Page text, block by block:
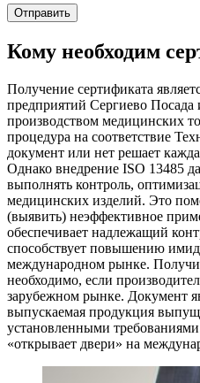
Кому необходим
Получение сертификата
предприятий Сергиево
производством медицинских
процедура на соответствие
документ или нет решает
Однако внедрение ISO 13485
выполнять контроль,
медицинских изделий. Это
(выявить) неэффективное
обеспечивает надлежащий
способствует повышению
международном рынке.
необходимо, если
зарубежном рынке. Документ
выпускаемая продукция
установленными
«открывает двери» на